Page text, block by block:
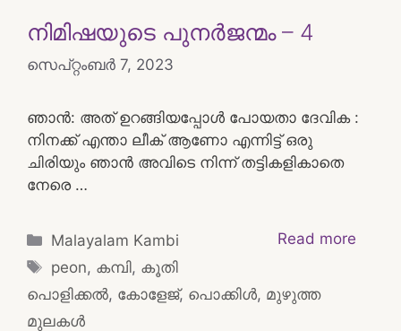
നിമിഷയുടെ പുനർജന്മം – 4
സെപ്റ്റംബർ 7, 2023
ഞാൻ: അത് ഉറങ്ങിയപ്പോൾ പോയതാ ദേവിക :
നിനക്ക് എന്താ ലീക് ആണോ എന്നിട്ട് ഒരു
ചിരിയും ഞാൻ അവിടെ നിന്ന് തട്ടികളികാതെ
നേരെ …
Read more
Categories
Malayalam Kambi
Tags
peon, കമ്പി, കൂതി
പൊളിക്കൽ, കോളേജ്, പൊക്കിൾ, മുഴുത്ത
മുലകൾ